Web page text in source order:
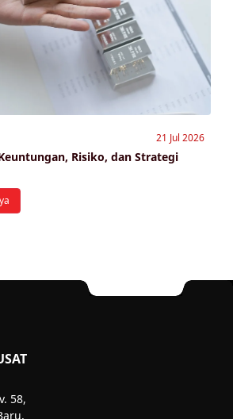
21 Jul 2026
Risiko, dan Strategi
58,